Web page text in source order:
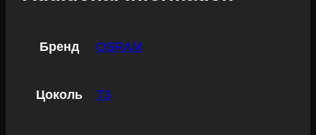
Бренд OSRAM
Цоколь T3